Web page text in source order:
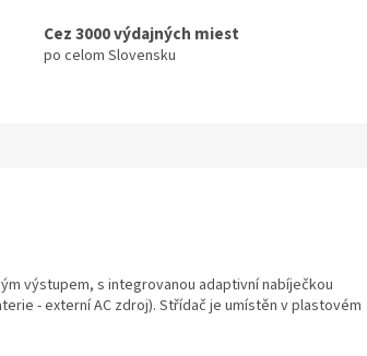
Cez 3000 výdajných miest
po celom Slovensku
výstupem, s integrovanou adaptivní nabíječkou
- externí AC zdroj). Střídač je umístěn v plastovém